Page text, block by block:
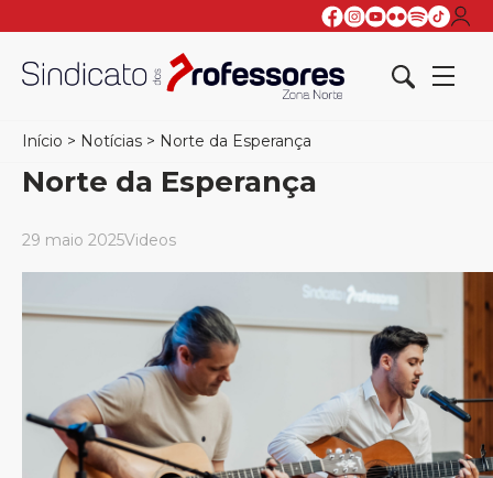
Início > Notícias > Norte da Esperança
Norte da Esperança
29 maio 2025Videos